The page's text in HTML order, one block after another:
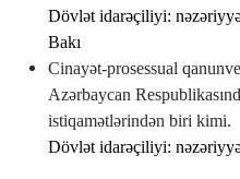
Dövlət idarəçiliyi:
Bakı
Cinayət-prosessual
Аzərbaycan
istiqamətlərindən biri kimi.
Dövlət idarəçiliyi: